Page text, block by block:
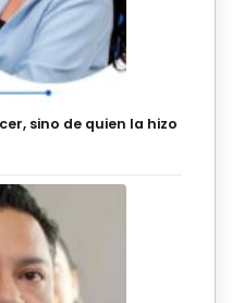
sino de quien la hizo